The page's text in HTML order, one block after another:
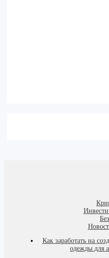
Как заработать на
одежды для